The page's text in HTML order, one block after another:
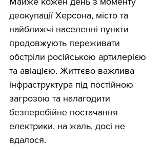
деокупації Херсона, місто та
найближчі населенні пункти
продовжують переживати
обстріли російською артилерією
та авіацією. Життєво важлива
інфраструктура під постійною
загрозою та налагодити
безперебійне постачання
електрики, на жаль, досі не
вдалося.